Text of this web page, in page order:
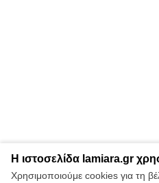
Η ιστοσελίδα lamiara.gr
Χρησιμοποιούμε cookies για τη